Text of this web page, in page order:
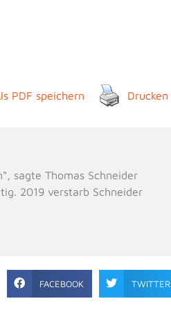
PDF speichern Drucken
sagte Thomas Schneider
2019 verstarb Schneider
FACEBOOK TWITTER